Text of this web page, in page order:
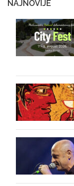
NAJNOVIJE